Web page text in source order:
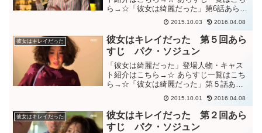
ら→☆「彼女は綺麗だった」第6話あらす
じ雨の日に交通事故現場を見てパニック
になったソンジュンを助けるヘジン。具
合の悪いソンジュンを代理運転に頼み帰
すヘジン。待ち合わせ...
2015.10.03 2016.04.08
彼女はキレイだった
彼女はキレイだった 第５回あら
すじ パク・ソジュン
「彼女は綺麗だった」登場人物・キャス
ト紹介はこちら→☆ あらすじ一覧はこち
ら→☆「彼女は綺麗だった」第５話あら
すじソンジュンの部屋に携帯を忘れてし
まい、取りに行くヘジン。一生懸命ソン
ジュンの部屋の暗証番号を推測する。小
学生のころ、ソンジュン...
2015.10.01 2016.04.08
彼女はキレイだった
彼女はキレイだった 第２回あら
すじ パク・ソジュン